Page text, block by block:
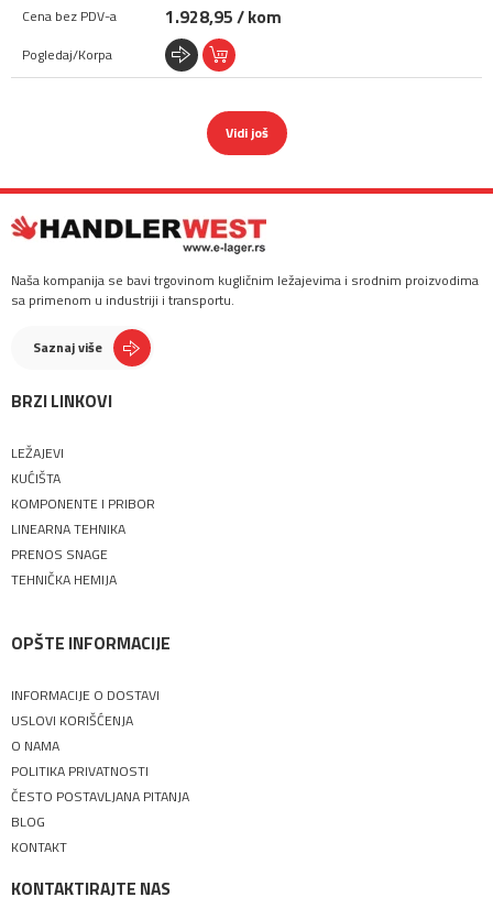
1.928,95 / kom
Vidi još
Naša kompanija se bavi trgovinom kugličnim ležajevima i srodnim proizvodima
sa primenom u industriji i transportu.
Saznaj više
BRZI LINKOVI
LEŽAJEVI
KUĆIŠTA
KOMPONENTE I PRIBOR
LINEARNA TEHNIKA
PRENOS SNAGE
TEHNIČKA HEMIJA
OPŠTE INFORMACIJE
INFORMACIJE O DOSTAVI
USLOVI KORIŠĆENJA
O NAMA
POLITIKA PRIVATNOSTI
ČESTO POSTAVLJANA PITANJA
BLOG
KONTAKT
KONTAKTIRAJTE NAS